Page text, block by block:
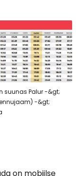
suunas Palur -&gt;
-&gt;
on mobiilse